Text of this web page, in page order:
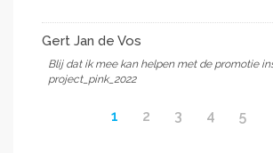
Gert Jan de Vos
Blij dat ik mee kan helpen met de promotie
project_pink_2022
1 2 3 4 5